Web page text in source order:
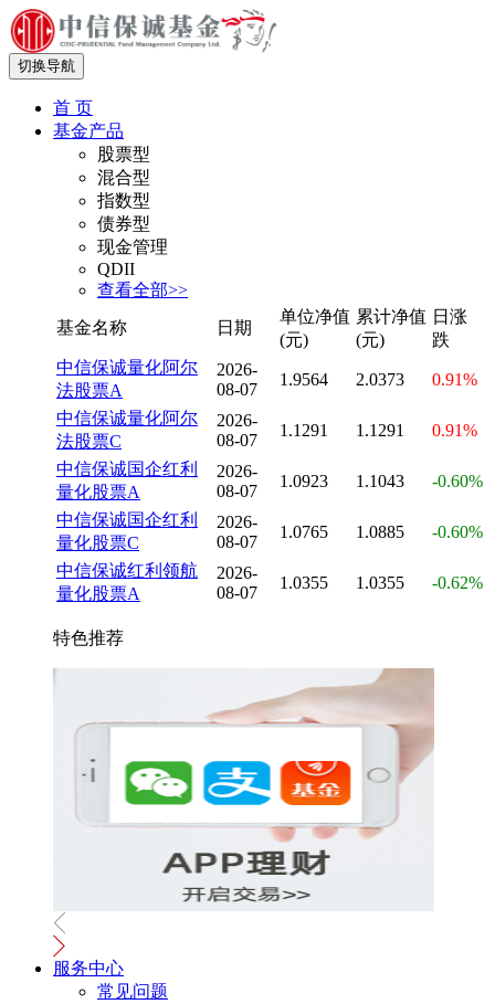
切换导航
首 页
基金产品
股票型
混合型
指数型
债券型
现金管理
QDII
查看全部>>
基金名称
日期
单位净值
(元)
累计净值
(元)
日涨
跌
中信保诚量化阿尔
法股票A
2026-
08-07
1.9564 2.0373 0.91%
中信保诚量化阿尔
法股票C
2026-
08-07
1.1291 1.1291 0.91%
中信保诚国企红利
量化股票A
2026-
08-07
1.0923 1.1043 -0.60%
中信保诚国企红利
量化股票C
2026-
08-07
1.0765 1.0885 -0.60%
中信保诚红利领航
量化股票A
2026-
08-07
1.0355 1.0355 -0.62%
特色推荐
服务中心
常见问题